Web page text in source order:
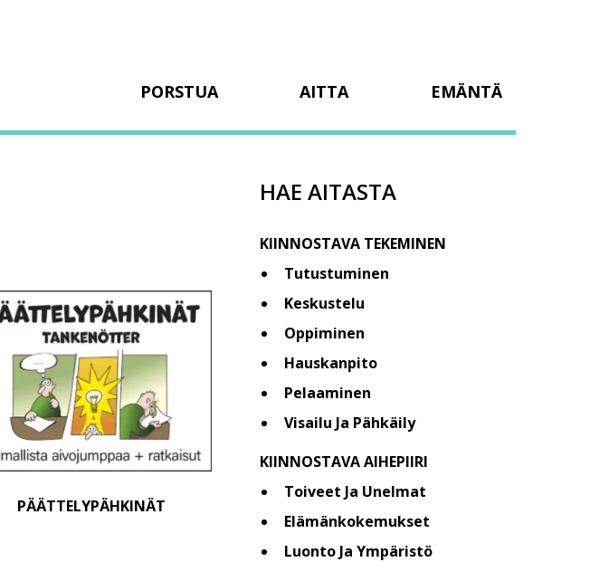
PORSTUA AITTA EMÄNTÄ
PÄÄTTELYPÄHKINÄT
HAE AITASTA
KIINNOSTAVA TEKEMINEN
Tutustuminen
Keskustelu
Oppiminen
Hauskanpito
Pelaaminen
Visailu Ja Pähkäily
KIINNOSTAVA AIHEPIIRI
Toiveet Ja Unelmat
Elämänkokemukset
Luonto Ja Ympäristö